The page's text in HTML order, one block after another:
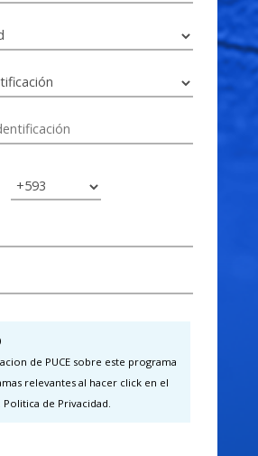
de PUCE sobre este programa
relevantes al hacer click en el
Politica de Privacidad.